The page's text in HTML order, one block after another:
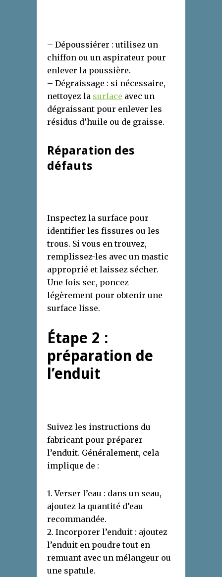
– Dépoussiérer : utilisez un
chiffon ou un aspirateur pour
enlever la poussière.
– Dégraissage : si nécessaire,
nettoyez la surface avec un
dégraissant pour enlever les
résidus d’huile ou de graisse.
Réparation des
défauts
Inspectez la surface pour
identifier les fissures ou les
trous. Si vous en trouvez,
remplissez-les avec un mastic
approprié et laissez sécher.
Une fois sec, poncez
légèrement pour obtenir une
surface lisse.
Étape 2 :
préparation de
l’enduit
Suivez les instructions du
fabricant pour préparer
l’enduit. Généralement, cela
implique de :
1. Verser l’eau : dans un seau,
ajoutez la quantité d’eau
recommandée.
2. Incorporer l’enduit : ajoutez
l’enduit en poudre tout en
remuant avec un mélangeur ou
une spatule.